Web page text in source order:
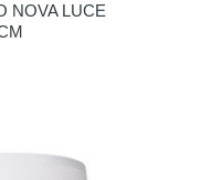
NOVA LUCE